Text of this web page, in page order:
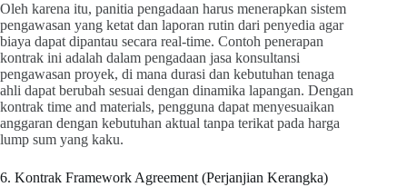
Oleh karena itu, panitia pengadaan harus menerapkan sistem
pengawasan yang ketat dan laporan rutin dari penyedia agar
biaya dapat dipantau secara real-time. Contoh penerapan
kontrak ini adalah dalam pengadaan jasa konsultansi
pengawasan proyek, di mana durasi dan kebutuhan tenaga
ahli dapat berubah sesuai dengan dinamika lapangan. Dengan
kontrak time and materials, pengguna dapat menyesuaikan
anggaran dengan kebutuhan aktual tanpa terikat pada harga
lump sum yang kaku.
6. Kontrak Framework Agreement (Perjanjian Kerangka)